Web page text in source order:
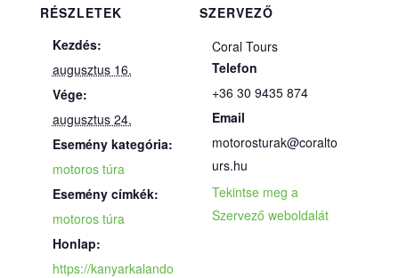
RÉSZLETEK
Kezdés:
augusztus 16.
Vége:
augusztus 24.
Esemény kategória:
motoros túra
Esemény címkék:
motoros túra
Honlap:
https://kanyarkalando
SZERVEZŐ
Coral Tours
Telefon
+36 30 9435 874
Email
motorosturak@coralto
urs.hu
Tekintse meg a
Szervező weboldalát